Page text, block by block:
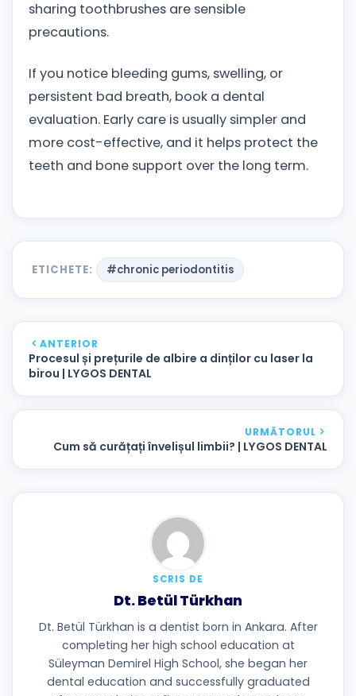
sharing toothbrushes are sensible
precautions.
If you notice bleeding gums, swelling, or
persistent bad breath, book a dental
evaluation. Early care is usually simpler and
more cost-effective, and it helps protect the
teeth and bone support over the long term.
ETICHETE: #chronic periodontitis
ANTERIOR
Procesul și prețurile de albire a dinților cu laser la
birou | LYGOS DENTAL
URMĂTORUL
Cum să curățați învelișul limbii? | LYGOS DENTAL
SCRIS DE
Dt. Betül Türkhan
Dt. Betül Türkhan is a dentist born in Ankara. After
completing her high school education at
Süleyman Demirel High School, she began her
dental education and successfully graduated